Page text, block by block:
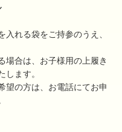
れる袋をご持参のうえ、
場合は、お子様用の上履き
します。
望の方は、お電話にてお申